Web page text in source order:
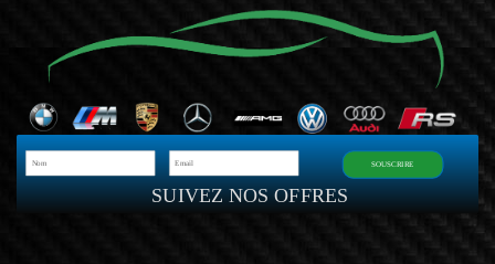
SUIVEZ NOS OFFRES
SOUSCRIRE